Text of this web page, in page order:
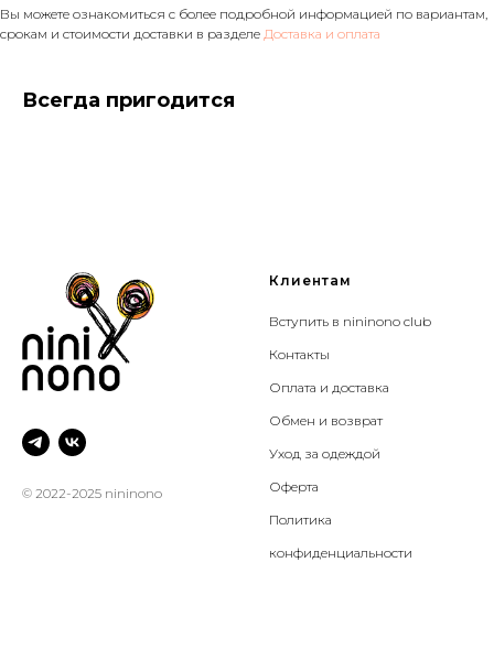
Вы можете ознакомиться с более подробной информацией по вариантам,
срокам и стоимости доставки в разделе Доставка и оплата
Всегда пригодится
© 2022-2025 nininono
Клиентам
Вступить в nininono club
Контакты
Оплата и доставка
Обмен и возврат
Уход за одеждой
Оферта
Политика
конфиденциальности